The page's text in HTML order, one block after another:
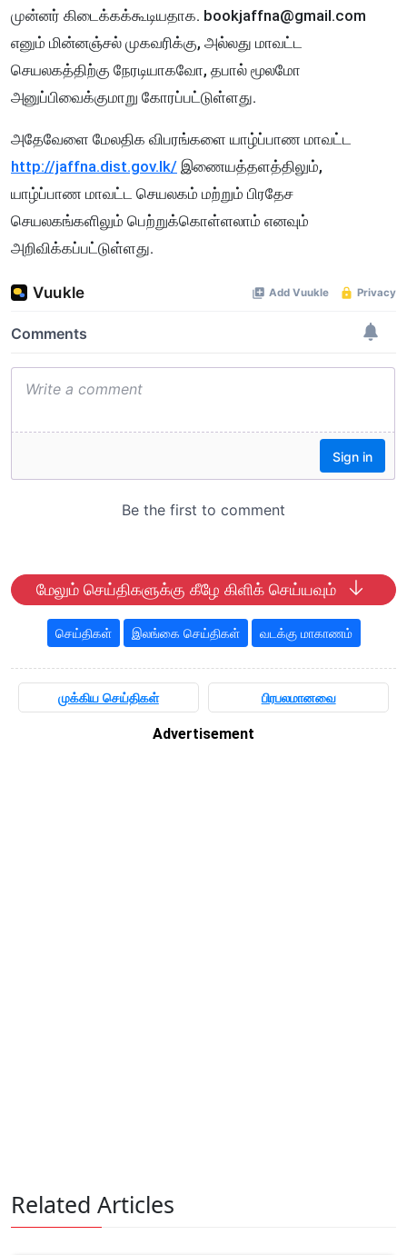
முன்னர் கிடைக்கக்கூடியதாக. bookjaffna@gmail.com
எனும் மின்னஞ்சல் முகவரிக்கு, அல்லது மாவட்ட
செயலகத்திற்கு நேரடியாகவோ, தபால் மூலமோ
அனுப்பிவைக்குமாறு கோரப்பட்டுள்ளது.
அதேவேளை மேலதிக விபரங்களை யாழ்ப்பாண மாவட்ட
http://jaffna.dist.gov.lk/ இணையத்தளத்திலும்,
யாழ்ப்பாண மாவட்ட செயலகம் மற்றும் பிரதேச
செயலகங்களிலும் பெற்றுக்கொள்ளலாம் எனவும்
அறிவிக்கப்பட்டுள்ளது.
மேலும் செய்திகளுக்கு கீழே கிளிக் செய்யவும்
செய்திகள் இலங்கை செய்திகள் வடக்கு மாகாணம்
முக்கிய செய்திகள் பிரபலமானவை
Advertisement
Related Articles